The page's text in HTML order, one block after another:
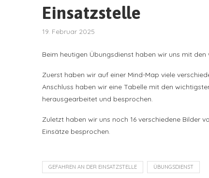
Einsatzstelle
19. Februar 2025
Beim heutigen Übungsdienst haben wir uns mit
Zuerst haben wir auf einer Mind-Map viele
Anschluss haben wir eine Tabelle mit den
herausgearbeitet und besprochen.
Zuletzt haben wir uns noch 16 verschiedene Bilder
Einsätze besprochen.
GEFAHREN AN DER EINSATZSTELLE ÜBUNGSDIENST